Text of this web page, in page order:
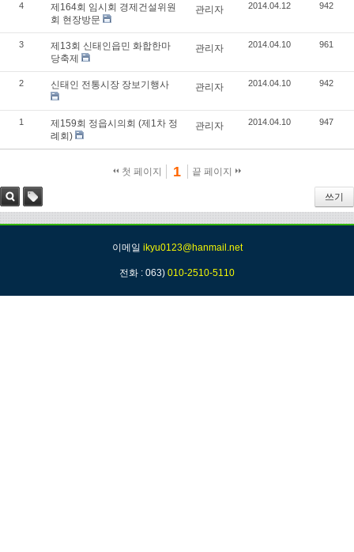
4
제164회 임시회 경제건설위원
회 현장방문
관리자 2014.04.12 942
3
제13회 신태인읍민 화합한마
당축제
관리자 2014.04.10 961
2 신태인 전통시장 장보기행사 관리자 2014.04.10 942
1
제159회 정읍시의회 (제1차 정
례회)
관리자 2014.04.10 947
첫 페이지 1 끝 페이지
쓰기
검색 태그
이메일 ikyu0123@hanmail.net
전화 : 063) 010-2510-5110